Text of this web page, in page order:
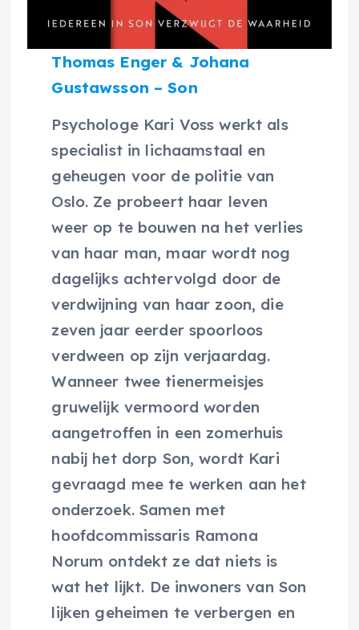
Thomas Enger & Johana
Gustawsson – Son
Psychologe Kari Voss werkt als
specialist in lichaamstaal en
geheugen voor de politie van
Oslo. Ze probeert haar leven
weer op te bouwen na het verlies
van haar man, maar wordt nog
dagelijks achtervolgd door de
verdwijning van haar zoon, die
zeven jaar eerder spoorloos
verdween op zijn verjaardag.
Wanneer twee tienermeisjes
gruwelijk vermoord worden
aangetroffen in een zomerhuis
nabij het dorp Son, wordt Kari
gevraagd mee te werken aan het
onderzoek. Samen met
hoofdcommissaris Ramona
Norum ontdekt ze dat niets is
wat het lijkt. De inwoners van Son
lijken geheimen te verbergen en